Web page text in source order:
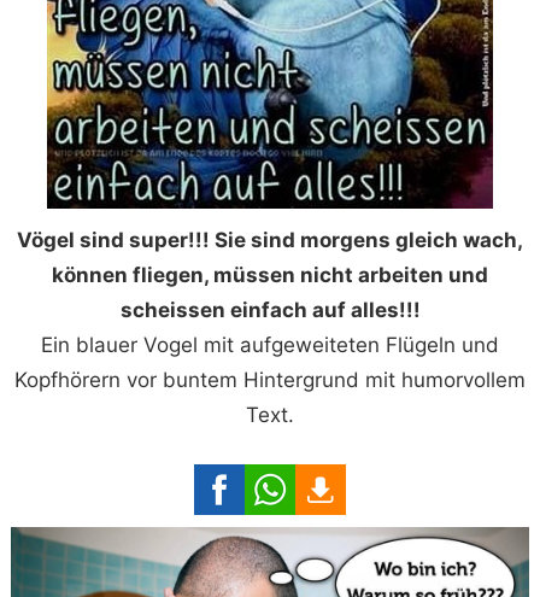
Vögel sind super!!! Sie sind morgens gleich wach,
können fliegen, müssen nicht arbeiten und
scheissen einfach auf alles!!!
Ein blauer Vogel mit aufgeweiteten Flügeln und
Kopfhörern vor buntem Hintergrund mit humorvollem
Text.